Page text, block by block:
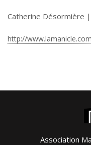
Catherine Désormière
http://
Association